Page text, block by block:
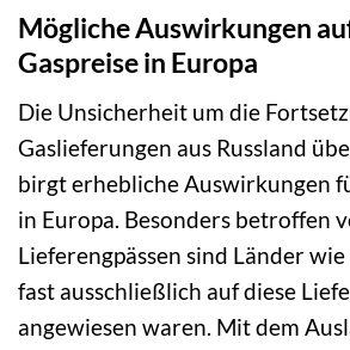
Mögliche Auswirkungen
Gaspreise in Europa
Die Unsicherheit um die
Gaslieferungen aus Russland
birgt erhebliche Auswirkungen
in Europa. Besonders betroffen
Lieferengpässen sind Länder
fast ausschließlich auf diese
angewiesen waren. Mit dem